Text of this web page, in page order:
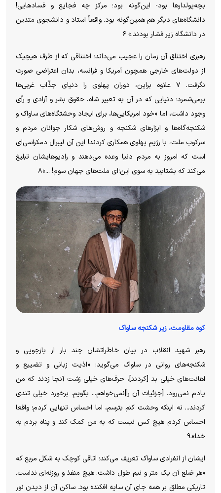
بچه‌پولدار‌ها بود- این‌گونه بود؛ مرکز چه فجایع و فسادهایی!
دانشگاه‌های دیگر هم همین‌گونه بود. واقعاً استاد و دانشجوی متدین
در دانشگاه زیر فشار بودند.» ۶
رهبری اختناق آن زمان را عجیب می‌داند؛ اختناقی که از طرف هیچیک
از دولت‌های خارجی همچون آمریکا و فرانسه، بدان اعتراضی صورت
نگرفت. ۷ علاوه براین، دوران پهلوی را دنیای جذّاب غربی‌ها
برمی‌شمرد؛ دنیایی که در آن به تعبیر شاه، حقوق بشر و آزادی و رأی
وجود داشت، اما «خود امریکایی‌ها، برای ایجاد وحشتگاه‌های ساواک و
شکنجه‌گاه‌ها و ابزار‌های شکنجه و روش‌های شکار جوانان مردم و
سرکوب ملت، با رژیم پهلوی همکاری کردند! این آن لیبرال دمکراسی‌ای
است که امروز به مردم دنیا وعده می‌دهند و رادیوهایشان تبلیغ
می‌کند که بشتابید به سوی این؛‌ای ملت‌های جهان سوم! ...»۸
کوه مقاومت، زیر شکنجه ساواک
رهبر شهید انقلاب در بیان خاطراتشان چند بار از بازجویی و
شکنجه‌های روانی در ساواک می‌گوید: «اذیت زبانی و تضییع و
اهانت‌های خیلی بد [کردند]، حرف‌های خیلی زشت آنجا زدند که من
یادم نمی‌رود. [جزئیات آن را]نمی‌خواهم... بگویم. برخورد خیلی تندی
کردند... نه اینکه وحشت کنم بترسم، اما احساس تنهایی کردم؛ واقعا
احساس کردم هیچ کس نیست که به من کمک کند و پناه بردم به
خدا».۹
ایشان از انفرادی ساواک تعریف می‌کند؛ اتاقی کوچک به شکل مربع که
«هر ضلع آن یک متر و نیم طول داشت. هیچ منفذ و روزنه‌ای نداست.
تاریکی مطلق بر همه جای آن سایه افکنده بود. ساکن آن از دیدن نور